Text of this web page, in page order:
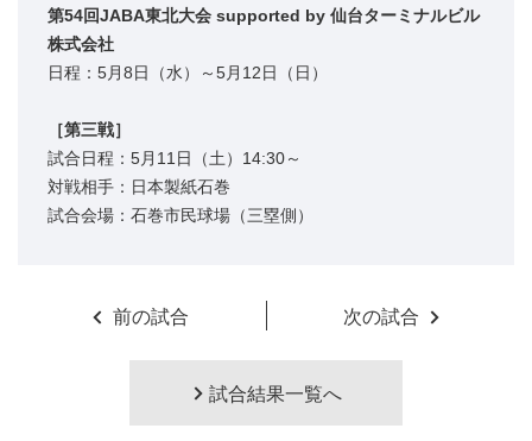
第54回JABA東北大会 supported by 仙台ターミナルビル
株式会社
日程：5月8日（水）～5月12日（日）
［第三戦］
試合日程：5月11日（土）14:30～
対戦相手：日本製紙石巻
試合会場：石巻市民球場（三塁側）
前の試合 次の試合
試合結果一覧へ